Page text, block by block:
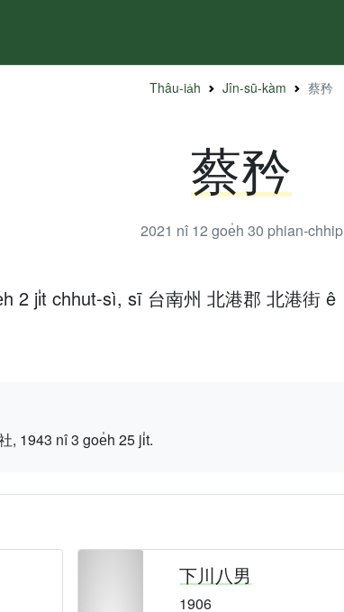
Thâu-ia̍h Jîn-sū-kàm 蔡矜
蔡矜
2021 nî 12 goe̍h 30 phian-chhip
2 ji̍t chhut-sì, sī 台南州 北港郡 北港街 ê
, 1943 nî 3 goe̍h 25 ji̍t.
下川八男
1906